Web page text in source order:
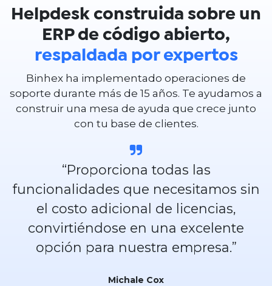
Helpdesk construida sobre un
ERP de código abierto,
respaldada por expertos
Binhex ha implementado operaciones de
soporte durante más de 15 años. Te ayudamos a
construir una mesa de ayuda que crece junto
con tu base de clientes.
“Proporciona todas las
funcionalidades que necesitamos sin
el costo adicional de licencias,
convirtiéndose en una excelente
opción para nuestra empresa.”
Michale Cox